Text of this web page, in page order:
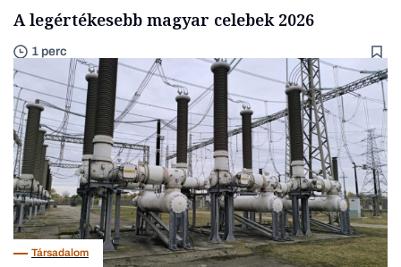
A legértékesebb magyar celebek 2026
1 perc
Társadalom